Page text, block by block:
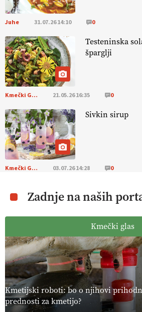
Juhe 31.07.26 14:10 0
Testeninska
šparglji
Kmečki Glas 21.05.26 16:35 0
Sivkin sirup
Kmečki Glas 03.07.26 14:28 0
Zadnje na naših
Kmečki glas
Kmetijski roboti: bo o njihovi
prednosti za kmetijo?